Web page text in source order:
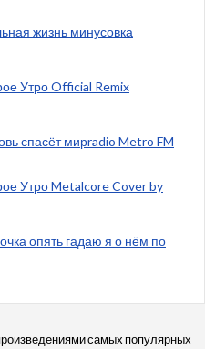
жизнь минусовка
Утро Official Remix
спасёт мирradio Metro FM
Утро Metalcore Cover by
опять гадаю я о нём по
самых популярных